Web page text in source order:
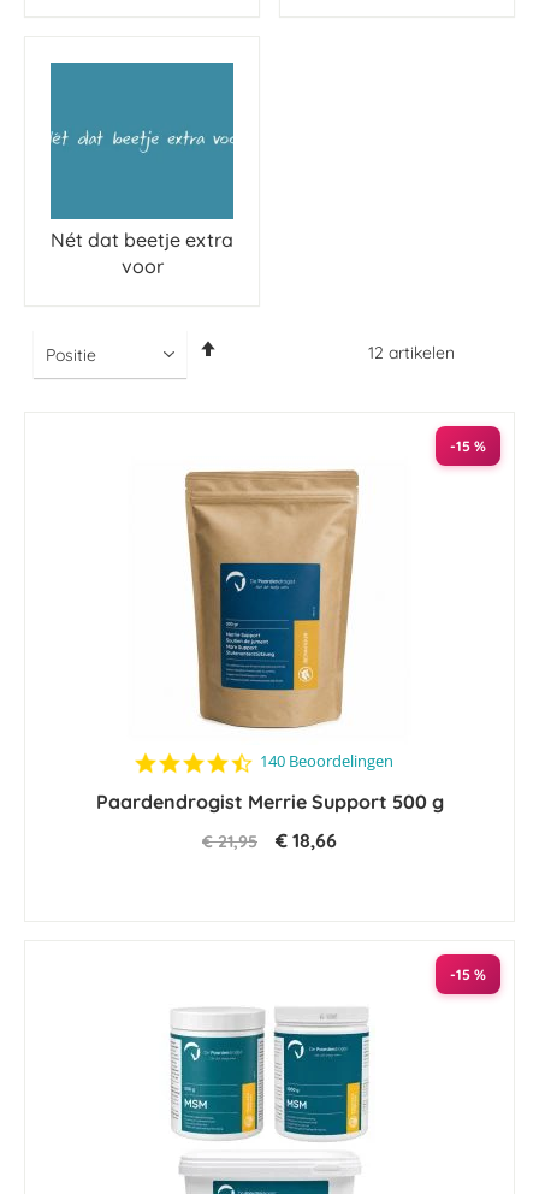
Nét dat beetje extra
voor
12 artikelen
-15 %
4.3
rating
140 Beoordelingen
Paardendrogist Merrie Support 500 g
€ 21,95 € 18,66
-15 %